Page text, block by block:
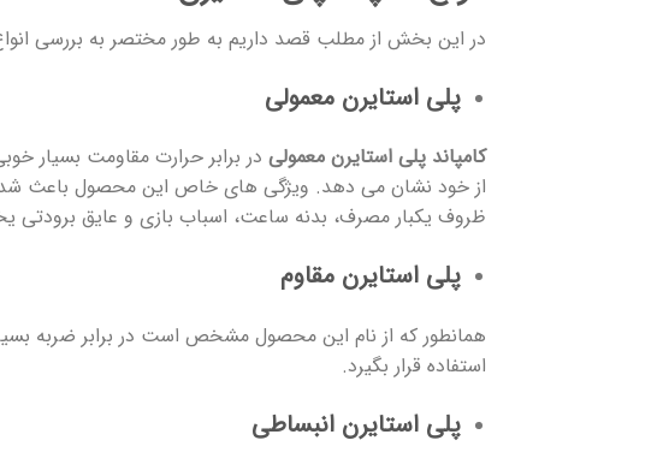
در این بخش از مطلب قصد داریم به طور مختصر به بررسی انواع
پلی استایرن معمولی
کامپاند پلی استایرن معمولی در برابر حرارت مقاومت بسیار
از خود نشان می دهد. ویژگی های خاص این محصول باعث شده که
ظروف یکبار مصرف، بدنه ساعت، اسباب بازی و عایق برودتی
پلی استایرن مقاوم
همانطور که از نام این محصول مشخص است در برابر ضربه
استفاده قرار بگیرد.
پلی استایرن انبساطی